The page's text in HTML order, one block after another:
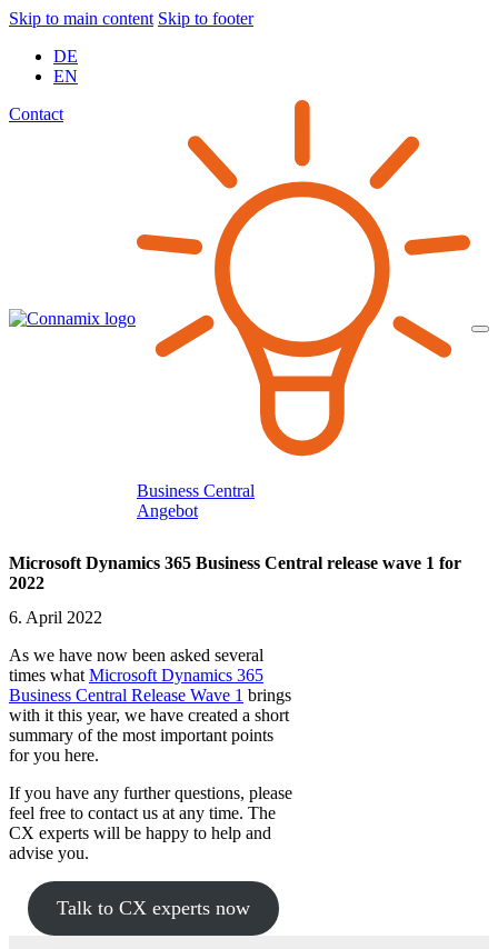
Skip to main content Skip to footer
DE
EN
Contact
Business Central
Angebot
Microsoft Dynamics 365 Business Central release wave 1 for
2022
6. April 2022
As we have now been asked several
times what Microsoft Dynamics 365
Business Central Release Wave 1 brings
with it this year, we have created a short
summary of the most important points
for you here.
If you have any further questions, please
feel free to contact us at any time. The
CX experts will be happy to help and
advise you.
Talk to CX experts now